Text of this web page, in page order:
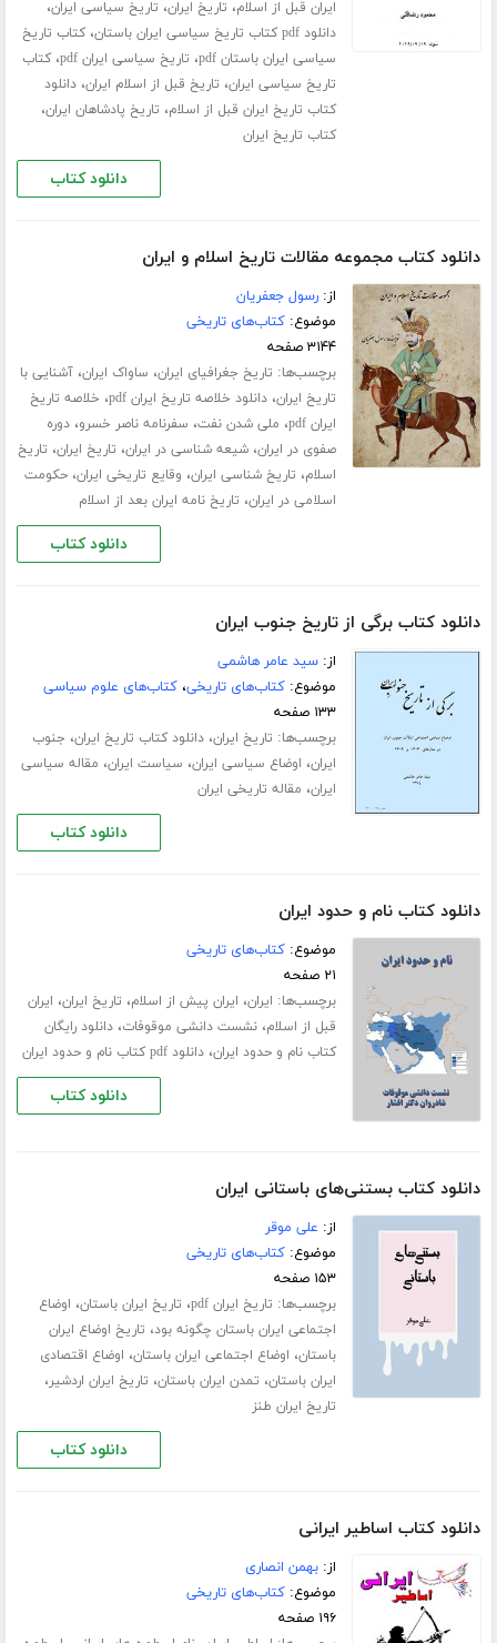
ایران قبل از اسلام، تاریخ ایران، تاریخ سیاسی ایران،
دانلود pdf کتاب تاریخ سیاسی ایران باستان ،کتاب تاریخ
سیاسی ایران باستان pdf
، تاریخ سیاسی ایران pdf ،کتاب
تاریخ سیاسی ایران، تاریخ قبل از اسلام ایران،دانلود
کتاب تاریخ ایران قبل از اسلام، تاریخ پادشاهان ایران،
کتاب تاریخ ایران
دانلود کتاب
دانلود کتاب مجموعه مقالات تاریخ اسلام و ایران
از:رسول جعفریان
موضوع:کتاب‌های تاریخی
۳۱۴۴ صفحه
برچسب‌ها: تاریخ جغرافیای ایران، ساواک ایران،آشنایی با
تاریخ ایران،دانلود خلاصه تاریخ ایران pdf ، خلاصه تاریخ
ایران pdf
، ملی شدن نفت، سفرنامه ناصر خسرو،دوره
صفوی در ایران،شیعه شناسی در ایران، تاریخ ایران، تاریخ
اسلام، تاریخ شناسی ایران، وقایع تاریخی ایران،حکومت
اسلامی در ایران، تاریخ نامه ایران بعد از اسلام
دانلود کتاب
دانلود کتاب برگی از تاریخ جنوب ایران
از:سید عامر هاشمی
موضوع:کتاب‌های تاریخی،کتاب‌های علوم سیاسی
۱۳۳ صفحه
برچسب‌ها: تاریخ ایران،دانلود کتاب تاریخ ایران، جنوب
ایران، اوضاع سیاسی ایران، سیاست ایران، مقاله سیاسی
ایران، مقاله تاریخی ایران
دانلود کتاب
دانلود کتاب نام و حدود ایران
موضوع:کتاب‌های تاریخی
۲۱ صفحه
برچسب‌ها: ایران، ایران پیش از اسلام، تاریخ ایران، ایران
قبل از اسلام،نشست دانشی موقوفات،دانلود رایگان
کتاب نام و حدود ایران،دانلود pdf کتاب نام و حدود ایران
دانلود کتاب
دانلود کتاب بستنی‌های باستانی ایران
از: علی موقر
موضوع:کتاب‌های تاریخی
۱۵۳ صفحه
برچسب‌ها: تاریخ ایران pdf ، تاریخ ایران باستان، اوضاع
اجتماعی ایران باستان چگونه بود، تاریخ اوضاع ایران
باستان، اوضاع اجتماعی ایران باستان، اوضاع اقتصادی
ایران باستان، تمدن ایران باستان، تاریخ ایران اردشیر،
تاریخ ایران طنز
دانلود کتاب
دانلود کتاب اساطیر ایرانی
از:بهمن انصاری
موضوع:کتاب‌های تاریخی
۱۹۶ صفحه